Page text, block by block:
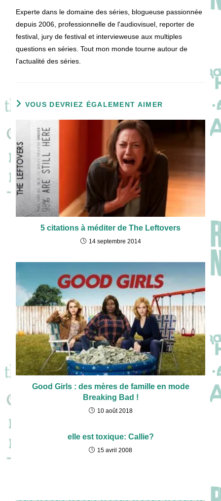
Experte dans le domaine des séries, blogueuse passionnée
depuis 2006, professionnelle de l'audiovisuel, reporter de
festival, jury de festival et intervieweuse aux multiples
questions en séries. Tout mon monde tourne autour de
l'actualité des séries.
VOUS DEVRIEZ ÉGALEMENT AIMER
5 citations à méditer de The Leftovers
14 septembre 2014
Good Girls : des mères de famille en mode
Breaking Bad !
10 août 2018
elle est toxique: Callie?
15 avril 2008